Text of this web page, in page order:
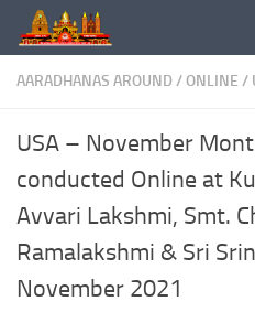
Skip to content
AARADHANAS AROUND /ONLINE /
USA – November
conducted Online at
Avvari Lakshmi, Smt.
Ramalakshmi & Sri
November 2021